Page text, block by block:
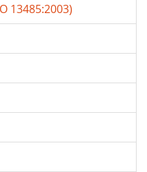
13485:2003)